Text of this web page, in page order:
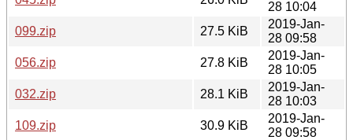
28 10:04
099.zip
27.5 KiB
2019-Jan-
28 09:58
056.zip
27.8 KiB
2019-Jan-
28 10:05
032.zip
28.1 KiB
2019-Jan-
28 10:03
109.zip
30.9 KiB
2019-Jan-
28 09:58